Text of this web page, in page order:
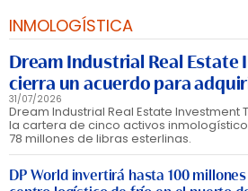
INMOLOGÍSTICA
Dream Industrial Real
cierra un acuerdo para
31/07/2026
Dream Industrial Real Estate
la cartera de cinco activos
78 millones de libras esterlinas.
DP World invertirá hasta 100